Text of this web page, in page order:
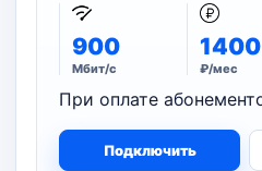
900
Мбит/с
1400
₽/мес
При оплате
Подключить